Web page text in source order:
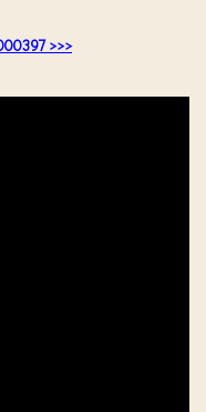
>>>